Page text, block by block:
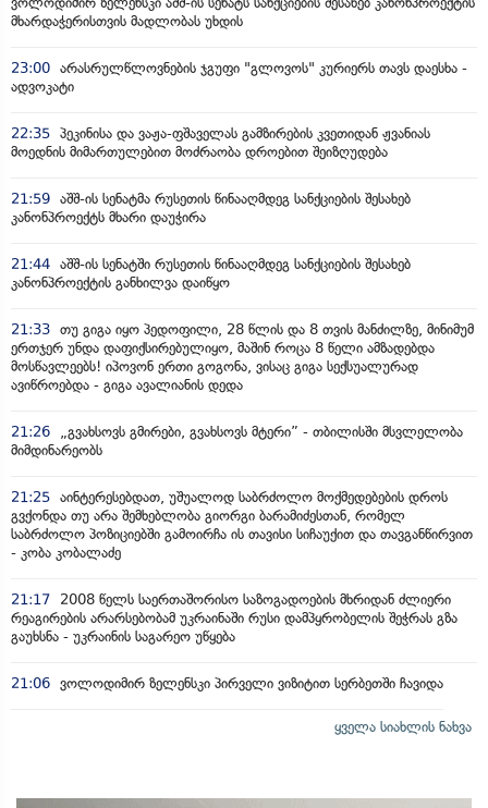
მხარდაჭერისთვის მადლობას უხდის
23:00 არასრულწლოვნების ჯგუფი "გლოვოს" კურიერს თავს დაესხა -
ადვოკატი
22:35 პეკინისა და ვაჟა-ფშაველას გამზირების კვეთიდან ჟვანიას
მოედნის მიმართულებით მოძრაობა დროებით შეიზღუდება
21:59 აშშ-ის სენატმა რუსეთის წინააღმდეგ სანქციების შესახებ
კანონპროექტს მხარი დაუჭირა
21:44 აშშ-ის სენატში რუსეთის წინააღმდეგ სანქციების შესახებ
კანონპროექტის განხილვა დაიწყო
21:33 თუ გიგა იყო პედოფილი, 28 წლის და 8 თვის მანძილზე, მინიმუმ
ერთჯერ უნდა დაფიქსირებულიყო, მაშინ როცა 8 წელი ამზადებდა
მოსწავლეებს! იპოვონ ერთი გოგონა, ვისაც გიგა სექსუალურად
ავიწროებდა - გიგა ავალიანის დედა
21:26
„გვახსოვს გმირები, გვახსოვს მტერი” - თბილისში მსვლელობა
მიმდინარეობს
21:25 აინტერესებდათ, უშუალოდ საბრძოლო მოქმედებების დროს
გვქონდა თუ არა შემხებლობა გიორგი ბარამიძესთან, რომელ
საბრძოლო პოზიციებში გამოირჩა ის თავისი სიჩაუქით და თავგანწირვით
- კობა კობალაძე
21:17
2008 წელს საერთაშორისო საზოგადოების მხრიდან ძლიერი
რეაგირების არარსებობამ უკრაინაში რუსი დამპყრობელის შეჭრას გზა
გაუხსნა - უკრაინის საგარეო უწყება
21:06 ვოლოდიმირ ზელენსკი პირველი ვიზიტით სერბეთში ჩავიდა
ყველა სიახლის ნახვა